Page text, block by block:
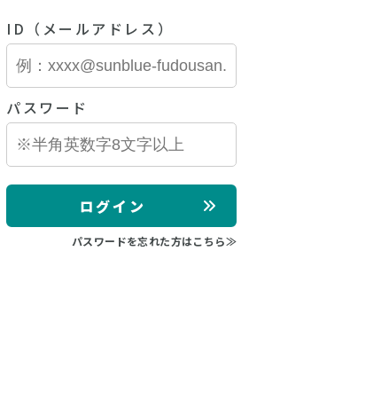
ID（メールアドレス）
パスワード
ログイン
パスワードを忘れた方はこちら≫